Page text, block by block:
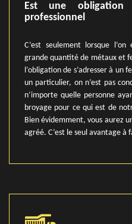
Est une obligation
professionnel
C’est seulement lorsque
grande quantité de métaux et
l’obligation de s’adresser à un
un particulier, on n’est pas
n’importe quelle personne
broyage pour ce qui est de
Bien évidemment, vous aurez
agréé. C’est le seul avantage à